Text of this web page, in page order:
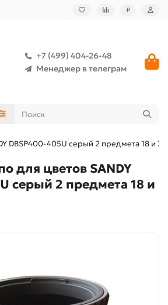
₽
+7 (499) 404-26-48
Менеджер в телеграм
DBSP400-405U серый 2 предмета 18 и 37
для цветов SANDY
серый 2 предмета 18 и